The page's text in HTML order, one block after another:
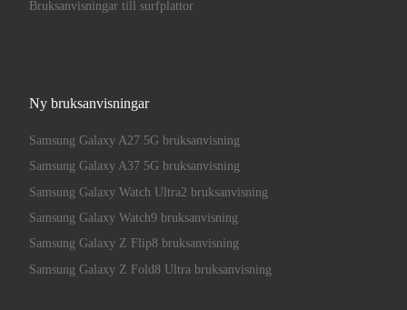
Bruksanvisningar till surfplattor
Ny bruksanvisningar
Samsung Galaxy A27 5G bruksanvisning
Samsung Galaxy A37 5G bruksanvisning
Samsung Galaxy Watch Ultra2 bruksanvisning
Samsung Galaxy Watch9 bruksanvisning
Samsung Galaxy Z Flip8 bruksanvisning
Samsung Galaxy Z Fold8 Ultra bruksanvisning